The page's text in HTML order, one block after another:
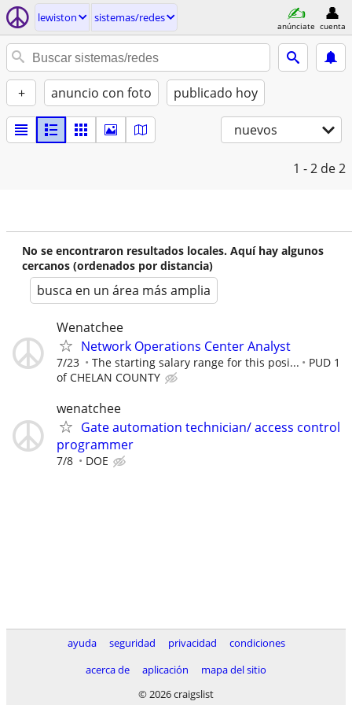
lewiston sistemas/redes
anúnciate cuenta
+ anuncio con foto publicado hoy
nuevos
1 - 2 de 2
No se encontraron resultados locales. Aquí hay algunos
cercanos (ordenados por distancia)
busca en un área más amplia
Wenatchee
Network Operations Center Analyst
7/23 The starting salary range for this posi...
PUD 1
of CHELAN COUNTY
wenatchee
Gate automation technician/ access control
programmer
7/8 DOE
ayuda seguridad privacidad
condiciones
acerca de
aplicación
mapa del sitio
© 2026 craigslist